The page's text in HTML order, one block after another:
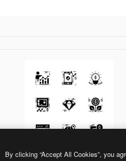
Generic Others
By clicking “Accept All Cookies”, you